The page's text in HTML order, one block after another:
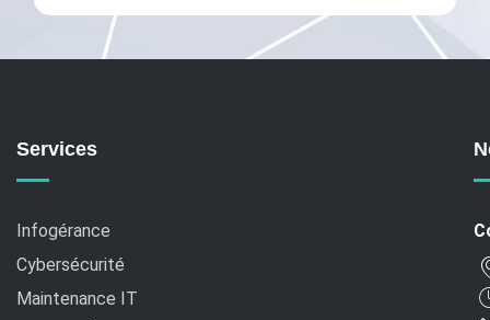
Services
Infogérance
Cybersécurité
Maintenance IT